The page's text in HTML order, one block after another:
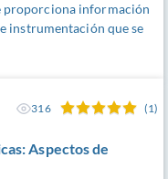
proporciona información
instrumentación que se
Aspectos de
316 (1)